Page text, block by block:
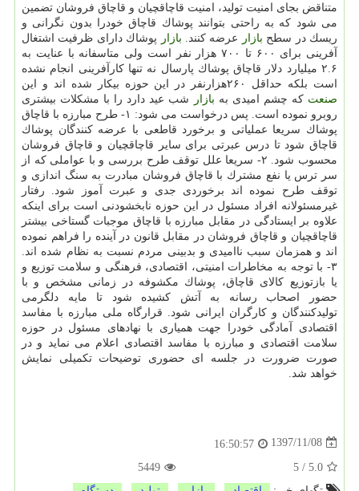
متناقض بجای امنیت تولید، امنیت قاچاقچیان و قاچاق فروشان تضمین
می شود كه به راحتی بتوانند پوشاك قاچاق خودرا بدون نگرانی و
ریسك در سطح بازار عرضه كنند. بازار
پوشاك دارای ظرفیت اشتغال
آفرینی برای ۶۰۰ تا ۷۰۰ هزار نفر است ولی متاسفانه با عنایت به
۲.۶ میلیارد دلار قاچاق پوشاك پارسال نه تنها كارآفرینی انجام نشده
است بلكه حداقل ۲۶۰هزارنفر در این حوزه بیكار شده اند و این
صنعت كه چشم امیدی به بازار
شب عید دارد را با مشكلات بیشتری
روبرو نموده است. پس درخواست می شود: ۱- طرح مبارزه با قاچاق
پوشاك سریعا عملیاتی و برخورد قاطعی با عرضه كنندگان پوشاك
قاچاق شود تا درس عبرتی برای سایر قاچاقچیان و قاچاق فروشان
محسوب شود. ۲- سریعا علل توقف طرح بررسی و با عواملی كه از
سر ترس یا نفع مشترك با قاچاق فروشان مبادرت به سنگ اندازی و
توقف طرح نموده اند برخوردی جدی و عبرت آموز شود. رفتار
غیرمسئولانه افراد مسئول در این حوزه نابخشودنی است برای اینكه
علاوه بر ایستادگی در مقابل مبارزه با قاچاق موجبات گستاخی بیشتر
قاچاقچیان و قاچاق فروشان در مقابل قانون در آینده را فراهم نموده
اند و همزمان سبب ناامیدی و بدبینی مردم نسبت به نظام شده اند.
۳- با توجه به مخاطرات امنیتی، اقتصادی، فرهنگی و سلامت توزیع و
یا بازتوزیع كالای قاچاق، پوشاك مكشوفه در زمانی مشخص و با
حضور اصحاب رسانه به آتش كشیده شود تا مایه دلگرمی
تولیدكنندگان و كارگران ایرانی شود. قرارگاه ملی مبارزه با مفاسد
اقتصادی آمادگی خودرا جهت همیاری با نهادهای مسئول در حوزه
سلامت اقتصادی و مبارزه با مفاسد اقتصادی اعلام می نماید و در
صورت ضرورت در جلسه ای حضوری توضیحات تكمیلی نمایش
خواهد شد.
1397/11/08
16:50:57
5.0
/
5
5449